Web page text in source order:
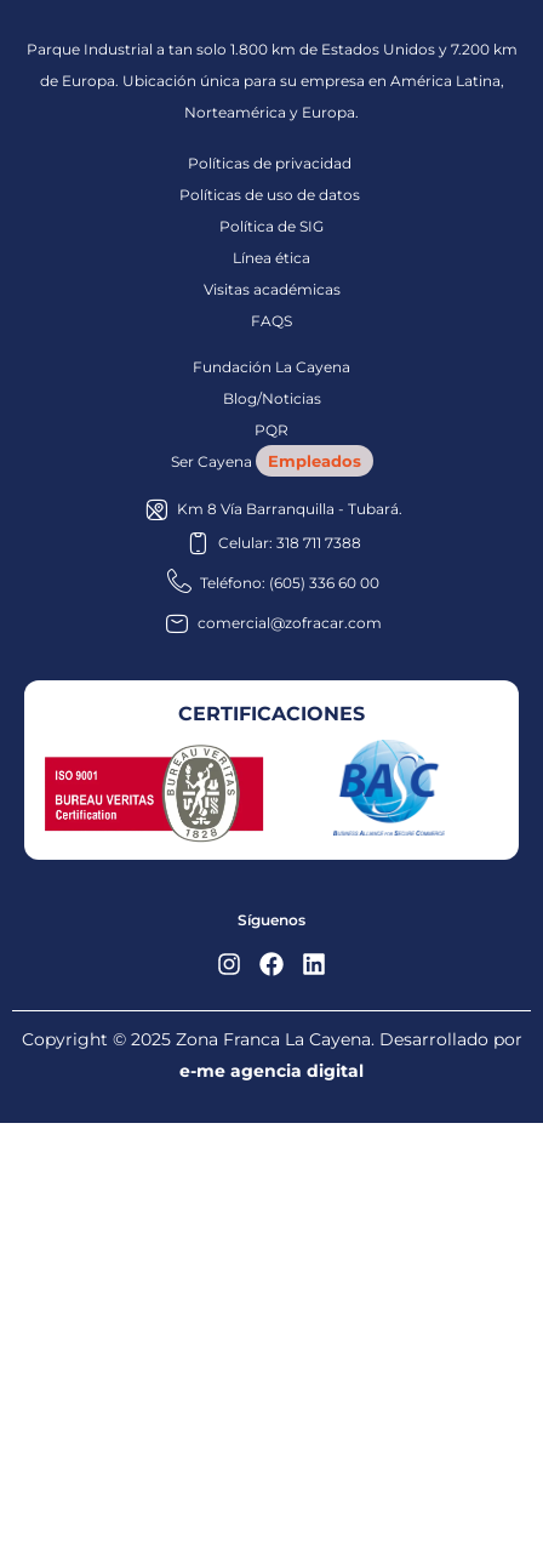
Parque Industrial a tan solo 1.800 km de Estados Unidos y 7.200 km
de Europa. Ubicación única para su empresa en América Latina,
Norteamérica y Europa.
Políticas de privacidad
Políticas de uso de datos
Política de SIG
Línea ética
Visitas académicas
FAQS
Fundación La Cayena
Blog/Noticias
PQR
Ser Cayena
Empleados
Km 8 Vía Barranquilla - Tubará.
Celular: 318 711 7388
Teléfono: (605) 336 60 00
comercial@zofracar.com
CERTIFICACIONES
Síguenos
Copyright © 2025 Zona Franca La Cayena. Desarrollado por
e-me agencia digital